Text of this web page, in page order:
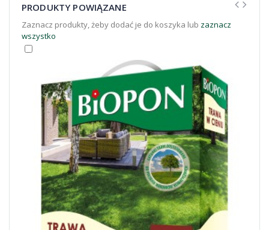
PRODUKTY POWIĄZANE
Zaznacz produkty, żeby dodać je do koszyka lub zaznacz
wszystko